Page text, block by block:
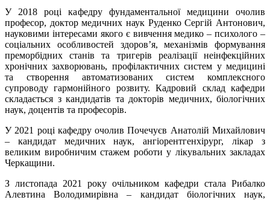
У 2018 році кафедру фундаментальної медицини очолив
професор, доктор медичних наук Руденко Сергій Антонович,
науковими інтересами якого є вивчення медико – психолого –
соціальних особливостей здоров’я, механізмів формування
преморбідних станів та тригерів реалізації неінфекційних
хронічних захворювань, профілактичних систем у медицині
та створення автоматизованих систем комплексного
супроводу гармонійного розвиту. Кадровий склад кафедри
складається з кандидатів та докторів медичних, біологічних
наук, доцентів та професорів.
У 2021 році кафедру очолив Почечуєв Анатолій Михайлович
– кандидат медичних наук, ангіорентгенхірург, лікар з
великим виробничим стажем роботи у лікувальних закладах
Черкащини.
З листопада 2021 року очільником кафедри стала Рибалко
Алевтина Володимирівна – кандидат біологічних наук,